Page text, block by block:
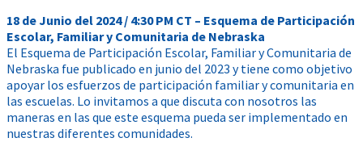
18 de Junio del 2024 / 4:30 PM CT – Esquema de Participación
Escolar, Familiar y Comunitaria de Nebraska
El Esquema de Participación Escolar, Familiar y Comunitaria de
Nebraska fue publicado en junio del 2023 y tiene como objetivo
apoyar los esfuerzos de participación familiar y comunitaria en
las escuelas. Lo invitamos a que discuta con nosotros las
maneras en las que este esquema pueda ser implementado en
nuestras diferentes comunidades.